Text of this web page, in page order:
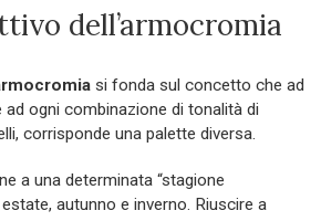
dell’armocromia
si fonda sul concetto che ad
ogni combinazione di tonalità di
corrisponde una palette diversa.
a una determinata “stagione
autunno e inverno. Riuscire a